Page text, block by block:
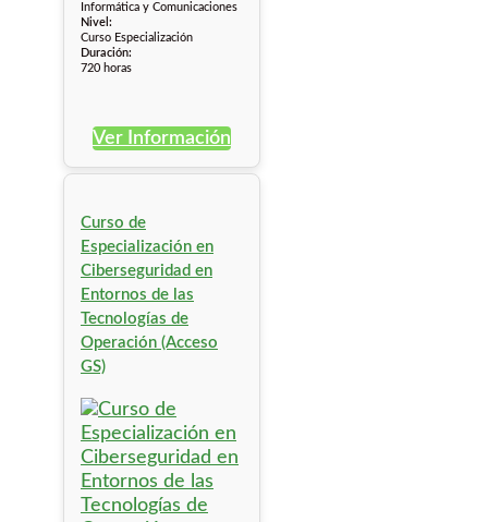
Informática y Comunicaciones
Nivel:
Curso Especialización
Duración:
720 horas
Ver Información
Curso de
Especialización en
Ciberseguridad en
Entornos de las
Tecnologías de
Operación (Acceso
GS)